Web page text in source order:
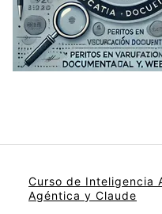
Curso de Inteligencia
Agéntica y Claude